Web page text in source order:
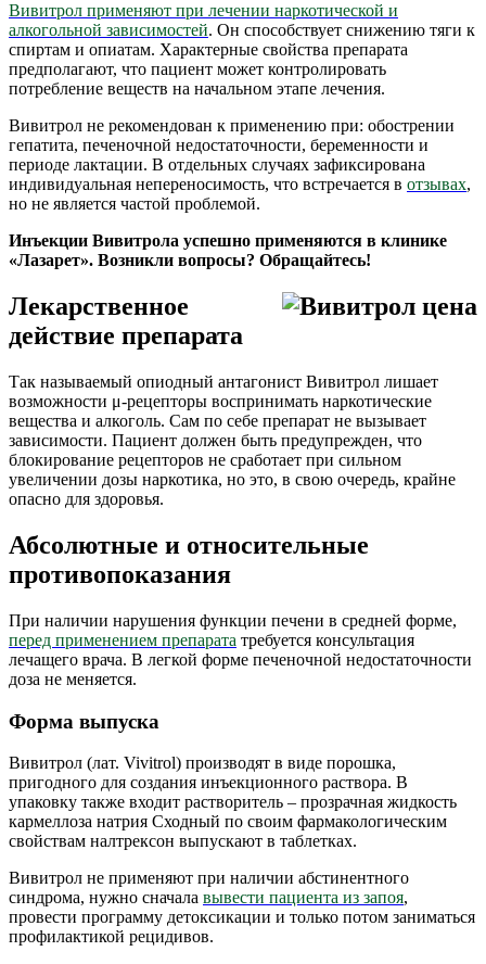
Вивитрол применяют при лечении наркотической и
алкогольной зависимостей. Он способствует снижению тяги к
спиртам и опиатам. Характерные свойства препарата
предполагают, что пациент может контролировать
потребление веществ на начальном этапе лечения.
Вивитрол не рекомендован к применению при: обострении
гепатита, печеночной недостаточности, беременности и
периоде лактации. В отдельных случаях зафиксирована
индивидуальная непереносимость, что встречается в отзывах,
но не является частой проблемой.
Инъекции Вивитрола успешно применяются в клинике
«Лазарет». Возникли вопросы? Обращайтесь!
Лекарственное
действие препарата
Так называемый опиодный антагонист Вивитрол лишает
возможности μ-рецепторы воспринимать наркотические
вещества и алкоголь. Сам по себе препарат не вызывает
зависимости. Пациент должен быть предупрежден, что
блокирование рецепторов не сработает при сильном
увеличении дозы наркотика, но это, в свою очередь, крайне
опасно для здоровья.
Абсолютные и относительные
противопоказания
При наличии нарушения функции печени в средней форме,
перед применением препарата требуется консультация
лечащего врача. В легкой форме печеночной недостаточности
доза не меняется.
Форма выпуска
Вивитрол (лат. Vivitrol) производят в виде порошка,
пригодного для создания инъекционного раствора. В
упаковку также входит растворитель – прозрачная жидкость
кармеллоза натрия Сходный по своим фармакологическим
свойствам налтрексон выпускают в таблетках.
Вивитрол не применяют при наличии абстинентного
синдрома, нужно сначала вывести пациента из запоя,
провести программу детоксикации и только потом заниматься
профилактикой рецидивов.